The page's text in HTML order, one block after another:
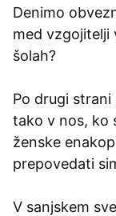
Denimo
med vzgojitelji
šolah?
Po drugi
tako v nos, ko
ženske
prepovedati
V sanjskem